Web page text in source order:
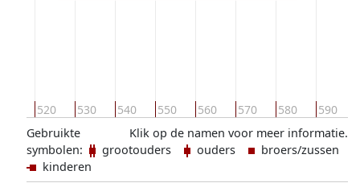
520 530 540 550 560 570 580 590
Klik op de namen voor meer informatie.
Gebruikte
symbolen:
grootouders ouders
broers/zussen
kinderen